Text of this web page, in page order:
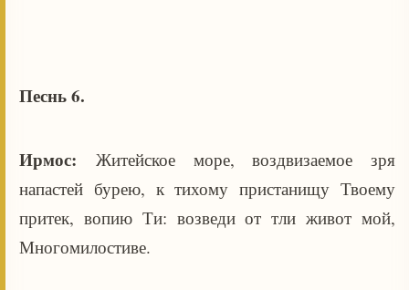
Песнь 6.
Ирмос: Житейское море, воздвизаемое зря
напастей бурею, к тихому пристанищу Твоему
притек, вопию Ти: возведи от тли живот мой,
Многомилостиве.